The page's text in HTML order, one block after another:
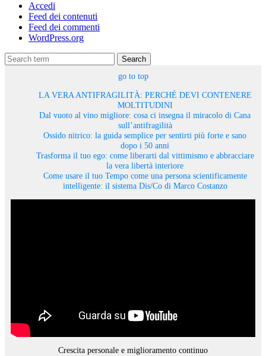
Accedi
Feed dei contenuti
Feed dei commenti
WordPress.org
Search
go to top
LA VERA ANTIFRAGILITÀ: PERCHÉ DEVI CONTENERE
MOLTITUDINI
Dal vuoto al vino migliore: cosa ci insegna il miracolo di Cana
sull’antifragilità
Ossido nitrico: la guida semplice per sentirti più forte e sano
dopo i 50 anni
Trasforma il tuo ego: come liberarti dal vittimismo e abbracciare
la vera libertà interiore
Come usare il tuo Tempo come una persona scientificamente
intelligente: il sistema Dis/Co di Marco Costanzo
Crescita personale e miglioramento continuo